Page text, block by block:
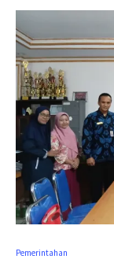
Pemerintahan